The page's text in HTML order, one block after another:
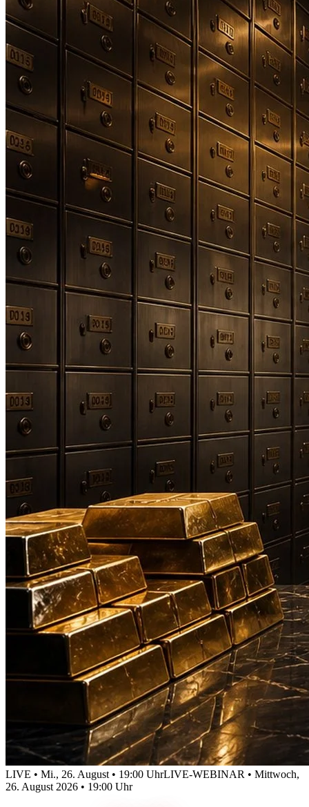
LIVE • Mi., 26. August • 19:00 UhrLIVE-WEBINAR • Mittwoch,
26. August 2026 • 19:00 Uhr